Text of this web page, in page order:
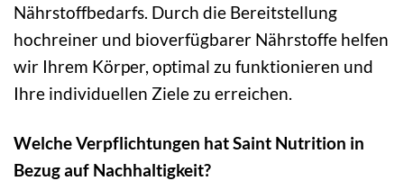
Nährstoffbedarfs. Durch die Bereitstellung
hochreiner und bioverfügbarer Nährstoffe helfen
wir Ihrem Körper, optimal zu funktionieren und
Ihre individuellen Ziele zu erreichen.
Welche Verpflichtungen hat Saint Nutrition in
Bezug auf Nachhaltigkeit?